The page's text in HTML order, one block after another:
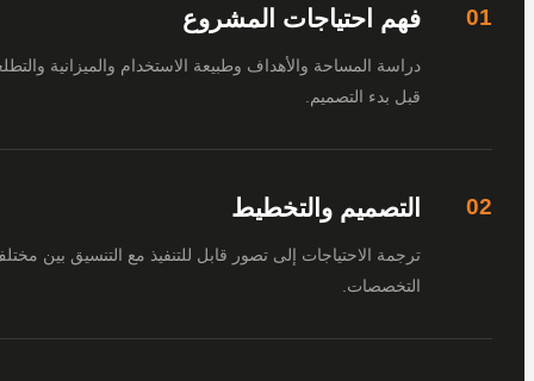
فهم احتياجات المشروع
دراسة المساحة والأهداف وطبيعة الاستخدام والميزانية والتطلعات
قبل بدء التصميم.
التصميم والتخطيط
ترجمة الاحتياجات إلى تصور قابل للتنفيذ مع التنسيق بين مختلف
التخصصات.